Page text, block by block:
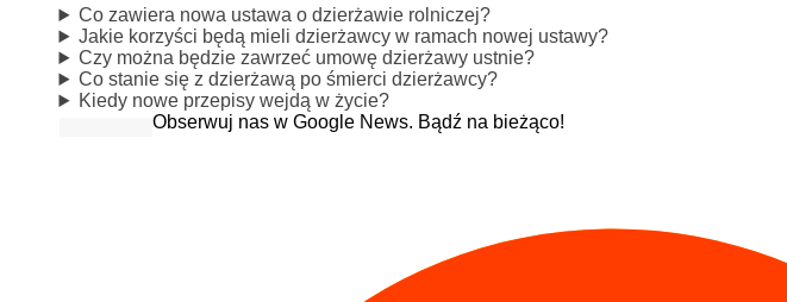
Co zawiera nowa ustawa o dzierżawie rolniczej?
Jakie korzyści będą mieli dzierżawcy w ramach nowej ustawy?
Czy można będzie zawrzeć umowę dzierżawy ustnie?
Co stanie się z dzierżawą po śmierci dzierżawcy?
Kiedy nowe przepisy wejdą w życie?
Obserwuj nas w Google News. Bądź na bieżąco!